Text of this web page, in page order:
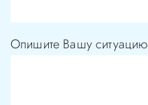
Опишите Вашу ситуацию